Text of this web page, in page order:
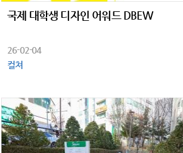
국제 대학생 디자인 어워드 DBEW
26-02-04
컬쳐